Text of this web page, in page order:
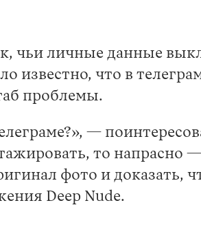
чьи личные данные
что в
проблемы.
—
то напрасно
фото и доказать,
Deep Nude.